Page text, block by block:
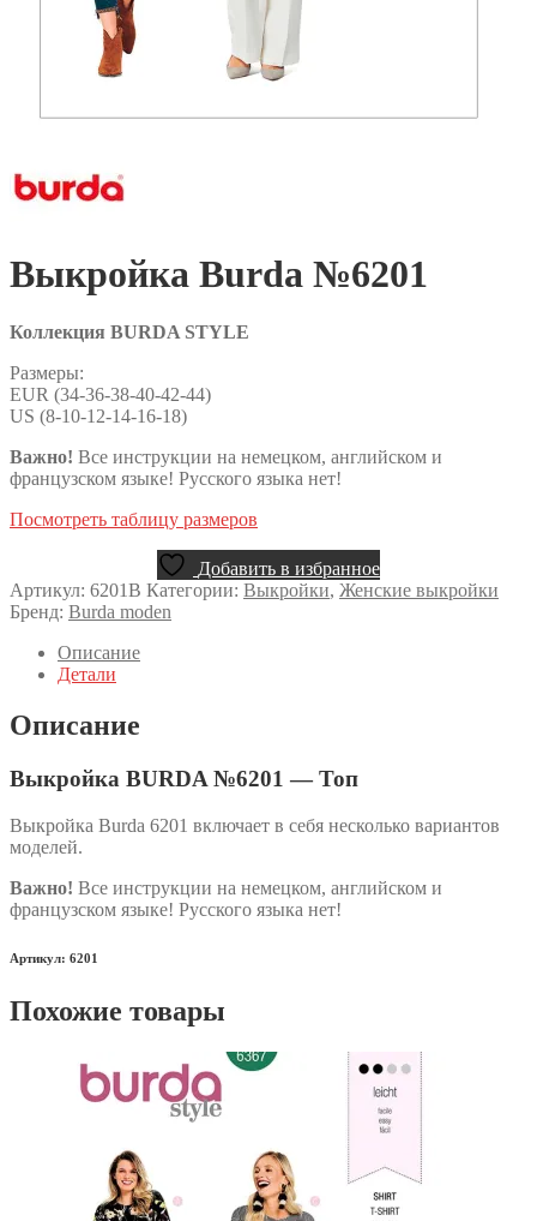
Выкройка Burda №6201
Коллекция BURDA STYLE
Размеры:
EUR (34-36-38-40-42-44)
US (8-10-12-14-16-18)
Важно! Все инструкции на немецком, английском и
французском языке! Русского языка нет!
Посмотреть таблицу размеров
Добавить в избранное
Артикул: 6201B Категории: Выкройки, Женские выкройки
Бренд: Burda moden
Описание
Детали
Описание
Выкройка BURDA №6201 — Топ
Выкройка Burda 6201 включает в себя несколько вариантов
моделей.
Важно! Все инструкции на немецком, английском и
французском языке! Русского языка нет!
Артикул: 6201
Похожие товары